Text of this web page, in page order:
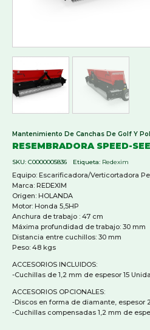
Mantenimiento De Canchas De Golf Y
RESEMBRADORA SPEED-
SKU: C0000005836 Etiqueta: Redexim
Equipo: Escarificadora/Verticortadora
Marca: REDEXIM
Origen: HOLANDA
Motor: Honda 5,5HP
Anchura de trabajo : 47 cm
Máxima profundidad de trabajo: 30 mm
Distancia entre cuchillos: 30 mm
Peso: 48 kgs
ACCESORIOS INCLUIDOS:
-Cuchillas de 1,2 mm de espesor 15
ACCESORIOS OPCIONALES:
-Discos en forma de diamante, espesor
-Cuchillas compensadas 1,2 mm de